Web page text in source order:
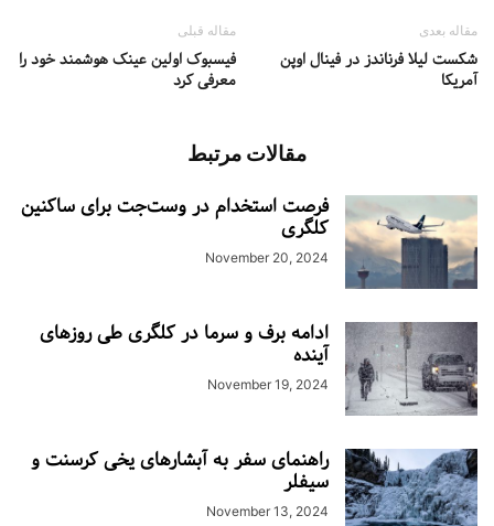
مقاله قبلی
فیسبوک اولین عینک هوشمند خود را
معرفی کرد
مقاله بعدی
شکست لیلا فرناندز در فینال اوپن
آمریکا
مقالات مرتبط
فرصت استخدام در وست‌جت برای ساکنین
کلگری
November 20, 2024
ادامه برف و سرما در کلگری طی روزهای
آینده
November 19, 2024
راهنمای سفر به آبشارهای یخی کرسنت و
سیفلر
November 13, 2024